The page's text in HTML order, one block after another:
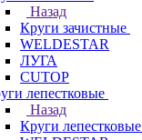
Назад
Круги зачистные
WELDESTAR
ЛУГА
CUTOP
лепестковые
Назад
Круги лепестковые